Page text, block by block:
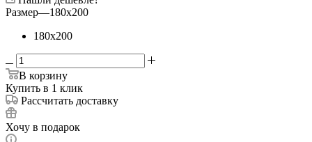
Размер—180x200
180x200
В корзину
Купить в 1 клик
Рассчитать доставку
Хочу в подарок